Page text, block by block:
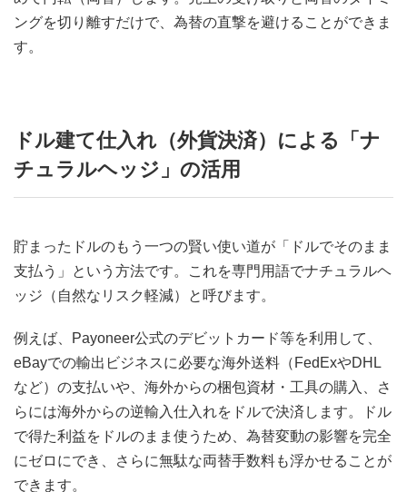
ングを切り離すだけで、為替の直撃を避けることができま
す。
ドル建て仕入れ（外貨決済）による「ナ
チュラルヘッジ」の活用
貯まったドルのもう一つの賢い使い道が「ドルでそのまま
支払う」という方法です。これを専門用語でナチュラルヘ
ッジ（自然なリスク軽減）と呼びます。
例えば、Payoneer公式のデビットカード等を利用して、
eBayでの輸出ビジネスに必要な海外送料（FedExやDHL
など）の支払いや、海外からの梱包資材・工具の購入、さ
らには海外からの逆輸入仕入れをドルで決済します。ドル
で得た利益をドルのまま使うため、為替変動の影響を完全
にゼロにでき、さらに無駄な両替手数料も浮かせることが
できます。